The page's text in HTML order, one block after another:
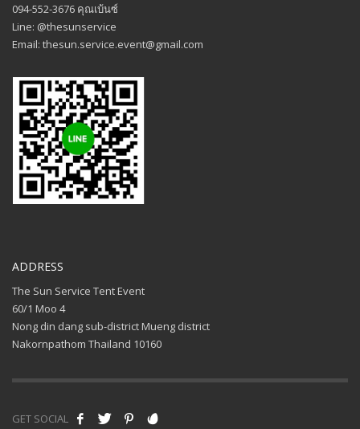
094-552-3676 คุณเบ้นซ์
Line: @thesunservice
Email: thesun.service.event@gmail.com
ADDRESS
The Sun Service Tent Event
60/1 Moo 4
Nong din dang sub-district Mueng district
Nakornpathom Thailand 10160
GET SOCIAL